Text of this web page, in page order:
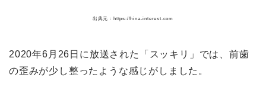
出典元：https://hina-interest.com
2020年6月26日に放送された「スッキリ」では、前歯
の歪みが少し整ったような感じがしました。